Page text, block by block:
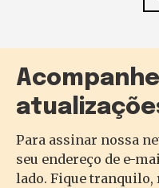
Para assinar nossa
seu endereço de e-
lado. Fique tranquilo,